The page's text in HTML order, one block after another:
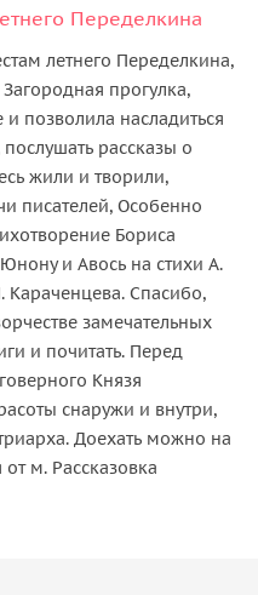
Переделкина
летнего Переделкина,
прогулка,
позволила насладиться
рассказы о
жили и творили,
писателей, Особенно
Бориса
и Авось на стихи А.
Караченцева. Спасибо,
замечательных
и почитать. Перед
Князя
снаружи и внутри,
Доехать можно на
м. Рассказовка